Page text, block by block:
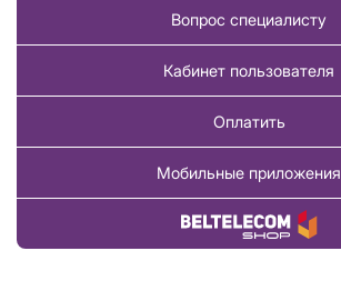
Вопрос специалисту
Кабинет пользователя
Оплатить
Мобильные приложения
Купить товар